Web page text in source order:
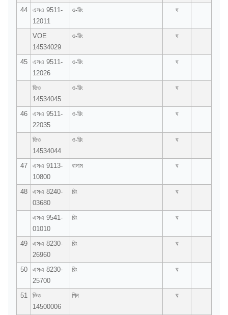
44
এসএ 9511-
12011
ও-রিং ঘ
VOE
14534029
ও-রিং ঘ
45
এসএ 9511-
12026
ও-রিং ঘ
ভিও
14534045
ও-রিং ঘ
46
এসএ 9511-
22035
ও-রিং ঘ
ভিও
14534044
ও-রিং ঘ
47
এসএ 9113-
10800
বাদাম ঘ
48
এসএ 8240-
03680
রিং ঘ
এসএ 9541-
01010
রিং ঘ
49
এসএ 8230-
26960
রিং ঘ
50
এসএ 8230-
25700
রিং ঘ
51
ভিও
14500006
পিন ঘ